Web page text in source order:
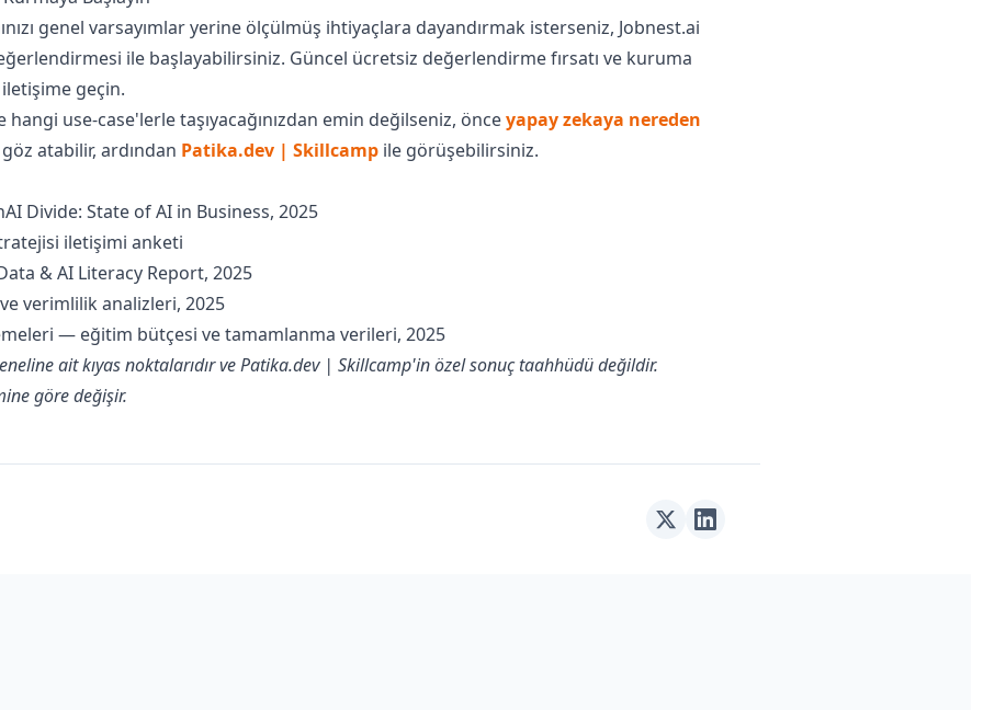
genel varsayımlar yerine ölçülmüş ihtiyaçlara dayandırmak isterseniz, Jobnest.ai
ile başlayabilirsiniz. Güncel ücretsiz değerlendirme fırsatı ve kuruma
geçin.
hangi use-case'lerle taşıyacağınızdan emin değilseniz, önceyapay zekaya nereden
göz atabilir, ardından Patika.dev | Skillcamp ile görüşebilirsiniz.
Divide: State of AI in Business, 2025
iletişimi anketi
& AI Literacy Report, 2025
verimlilik analizleri, 2025
— eğitim bütçesi ve tamamlanma verileri, 2025
ait kıyas noktalarıdır ve Patika.dev | Skillcamp'in özel sonuç taahhüdü değildir.
göre değişir.